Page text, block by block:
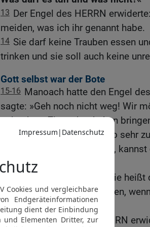
13 Der Engel des HERRN
meiden, was ich ihr genannt habe.
14 Sie darf keine Trauben essen
trinken und sie soll auch keine
Gott selbst war der Bote
15-16 Manoach hatte den Engel
sagte: »Geh noch nicht weg! Wir
gekochtes Ziegenböckchen
»Auch wenn du mir noch so sehr
essen. Aber wenn du willst,
Brandopfer darbringen.«
Manoach fragte ihn: »Wie
doch unseren Dank abstatten,
eingetroffen ist.«
18 Aber der Engel des HERRN